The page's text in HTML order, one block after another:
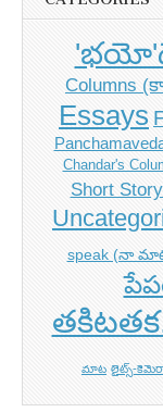
Columns
Essays
Chandar's
Short
speak (నా
మాట లైట్స్-